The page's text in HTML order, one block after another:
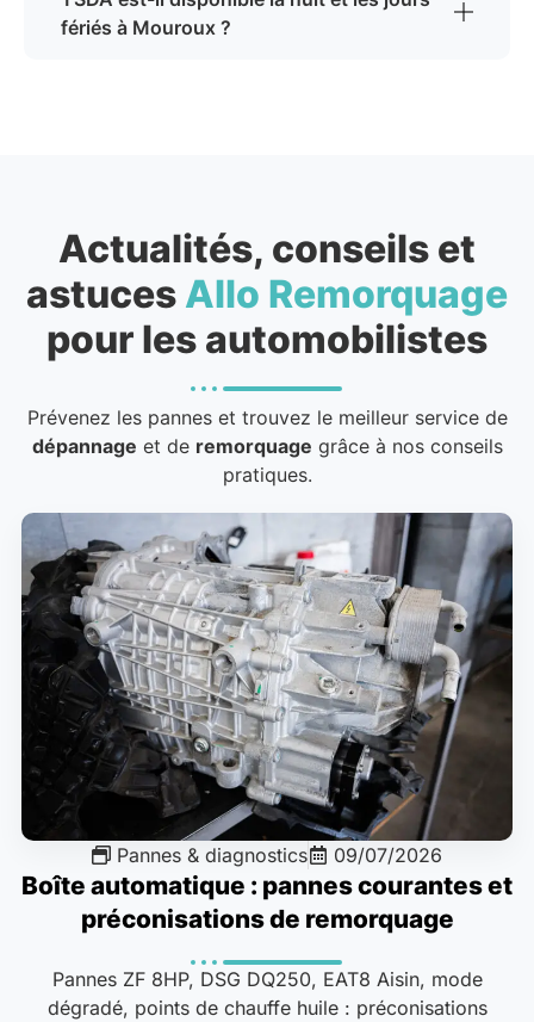
fériés à Mouroux ?
Actualités, conseils et
astuces Allo Remorquage
pour les automobilistes
Prévenez les pannes et trouvez le meilleur service de
dépannage et de remorquage grâce à nos conseils
pratiques.
Pannes & diagnostics 09/07/2026
Boîte automatique : pannes courantes et
préconisations de remorquage
Pannes ZF 8HP, DSG DQ250, EAT8 Aisin, mode
dégradé, points de chauffe huile : préconisations